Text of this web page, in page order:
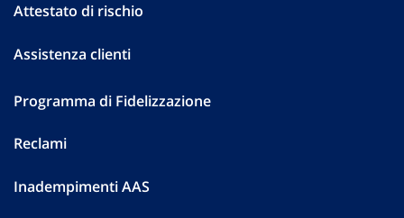
Attestato di rischio
Assistenza clienti
Programma di Fidelizzazione
Reclami
Inadempimenti AAS